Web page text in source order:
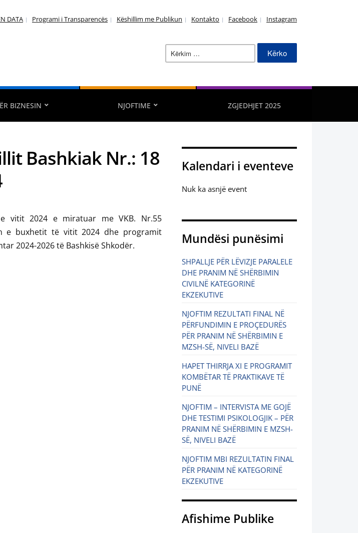
DATA Programi i Transparencës Këshillim me Publikun Kontakto Facebook Instagram
Kërko
për:
BIZNESIN NJOFTIME ZGJEDHJET 2025
Bashkiak Nr.: 18
vitit 2024 e miratuar me VKB. Nr.55
e buxhetit të vitit 2024 dhe programit
2024-2026 të Bashkisë Shkodër.
Kalendari i eventeve
Nuk ka asnjë event
Mundësi punësimi
SHPALLJE PËR LËVIZJE PARALELE
DHE PRANIM NË SHËRBIMIN
CIVILNË KATEGORINË
EKZEKUTIVE
NJOFTIM REZULTATI FINAL NË
PËRFUNDIMIN E PROÇEDURËS
PËR PRANIM NË SHËRBIMIN E
MZSH-SË, NIVELI BAZË
HAPET THIRRJA XI E PROGRAMIT
KOMBËTAR TË PRAKTIKAVE TË
PUNË
NJOFTIM – INTERVISTA ME GOJË
DHE TESTIMI PSIKOLOGJIK – PËR
PRANIM NË SHËRBIMIN E MZSH-
SË, NIVELI BAZË
NJOFTIM MBI REZULTATIN FINAL
PËR PRANIM NË KATEGORINË
EKZEKUTIVE
Afishime Publike